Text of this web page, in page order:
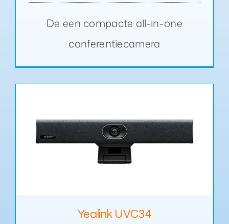
De een compacte all-in-one
conferentiecamera
Yealink UVC34